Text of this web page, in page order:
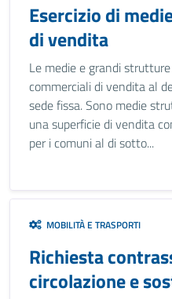
Esercizio di
di vendita
Le medie e grandi
commerciali di vendita al
sede fissa. Sono medie
una superficie di vendita
per i comuni al di sotto...
MOBILITÀ E TRASPORTI
Richiesta
circolazione e